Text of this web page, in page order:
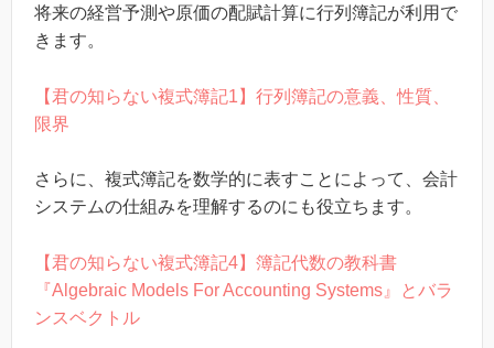
将来の経営予測や原価の配賦計算に行列簿記が利用で
きます。
【君の知らない複式簿記1】行列簿記の意義、性質、
限界
さらに、複式簿記を数学的に表すことによって、会計
システムの仕組みを理解するのにも役立ちます。
【君の知らない複式簿記4】簿記代数の教科書
『Algebraic Models For Accounting Systems』とバラ
ンスベクトル